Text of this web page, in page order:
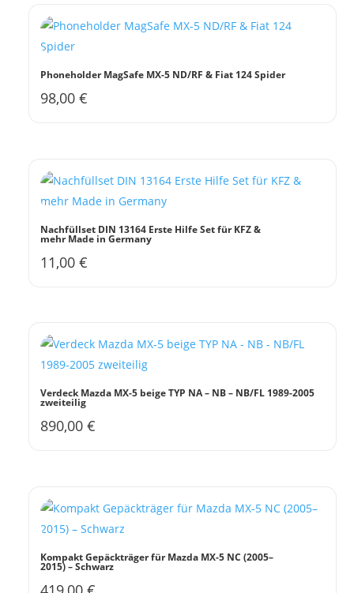
Phoneholder MagSafe MX-5 ND/RF & Fiat 124 Spider
98,00€
Nachfüllset DIN 13164 Erste Hilfe Set für KFZ &
mehr Made in Germany
11,00€
Verdeck Mazda MX-5 beige TYP NA – NB – NB/FL 1989-2005
zweiteilig
890,00€
Kompakt Gepäckträger für Mazda MX-5 NC (2005–
2015) – Schwarz